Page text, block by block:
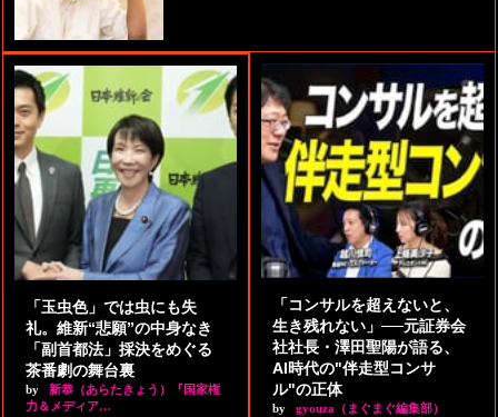
「玉虫色」では虫にも失
礼。維新“悲願”の中身なき
「副首都法」採決をめぐる
茶番劇の舞台裏
by
新恭（あらたきょう）『国家権
力＆メディア…
「コンサルを超えないと、
生き残れない」──元証券会
社社長・澤田聖陽が語る、
AI時代の"伴走型コンサ
ル"の正体
by gyouza（まぐまぐ編集部）